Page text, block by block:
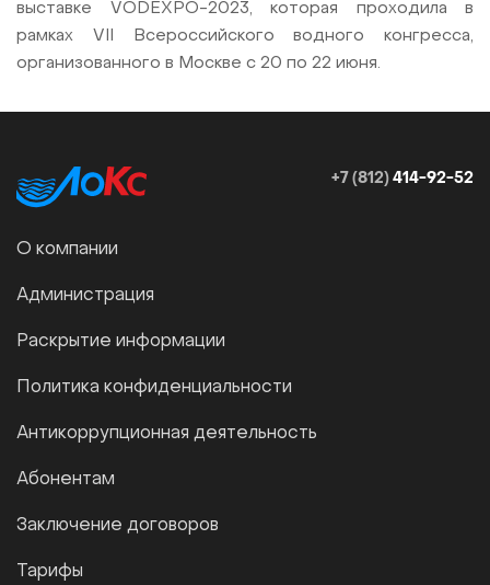
выставке VODEXPO-2023, которая проходила в
рамках VII Всероссийского водного конгресса,
организованного в Москве с 20 по 22 июня.
О компании
Администрация
Раскрытие информации
Политика конфиденциальности
Антикоррупционная деятельность
Абонентам
Заключение договоров
Тарифы
+7 (812) 414-92-52